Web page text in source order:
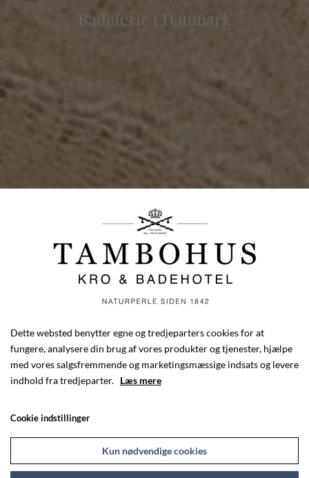
Badeferie i Danmark
Dette websted benytter egne og tredjeparters cookies for at
fungere, analysere din brug af vores produkter og tjenester, hjælpe
med vores salgsfremmende og marketingsmæssige indsats og levere
indhold fra tredjeparter. Læs mere
Cookie indstillinger
Kun nødvendige cookies